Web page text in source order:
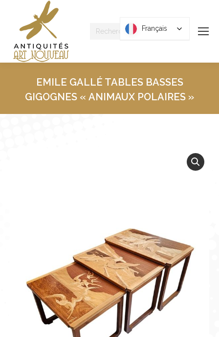
Recherche
EMILE GALLÉ TABLES BASSES
GIGOGNES « ANIMAUX POLAIRES »
Français
Français